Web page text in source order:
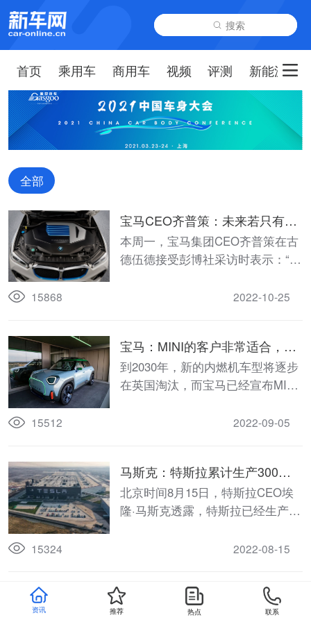
搜索
首页 乘用车 商用车 视频 评测 新能源
全部
宝马CEO齐普策：未来若只有一
种动力形式选择，将是件危险的
事
本周一，宝马集团CEO齐普策在古
德伍德接受彭博社采访时表示：“在
后，下一个趋势（trend）将是氢动
为最时髦的驾驶方式（the hippest
thing to drive）。”
15868 2022-10-25
宝马：MINI的客户非常适合，并
且热衷于转向电动化
到2030年，新的内燃机车型将逐步
在英国淘汰，而宝马已经宣布MINI
的内燃机车型将于2025年上市销
15512 2022-09-05
马斯克：特斯拉累计生产300万
辆汽车，上海工厂突破100万辆
北京时间8月15日，特斯拉CEO埃
隆·马斯克透露，特斯拉已经生产超
了100万辆。马斯克发布推特
生产超过了300万辆。”
15324 2022-08-15
通用CEO：本世纪中期将超越特斯拉
据外媒报道，美国通用汽车首席执行官Marry
资讯 推荐 热点 联系